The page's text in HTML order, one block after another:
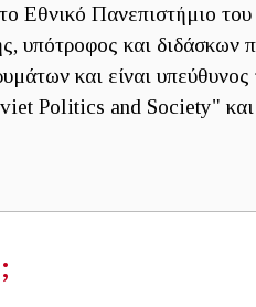
Εθνικό Πανεπιστήμιο
υπότροφος και διδάσκων
και είναι
Politics and Society" και